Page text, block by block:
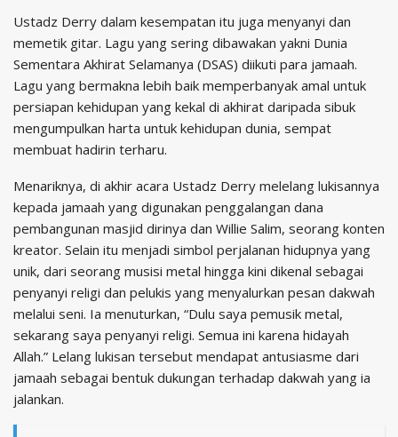
Ustadz Derry dalam kesempatan itu juga menyanyi dan
memetik gitar. Lagu yang sering dibawakan yakni Dunia
Sementara Akhirat Selamanya (DSAS) diikuti para jamaah.
Lagu yang bermakna lebih baik memperbanyak amal untuk
persiapan kehidupan yang kekal di akhirat daripada sibuk
mengumpulkan harta untuk kehidupan dunia, sempat
membuat hadirin terharu.
Menariknya, di akhir acara Ustadz Derry melelang lukisannya
kepada jamaah yang digunakan penggalangan dana
pembangunan masjid dirinya dan Willie Salim, seorang konten
kreator. Selain itu menjadi simbol perjalanan hidupnya yang
unik, dari seorang musisi metal hingga kini dikenal sebagai
penyanyi religi dan pelukis yang menyalurkan pesan dakwah
melalui seni. Ia menuturkan, “Dulu saya pemusik metal,
sekarang saya penyanyi religi. Semua ini karena hidayah
Allah.” Lelang lukisan tersebut mendapat antusiasme dari
jamaah sebagai bentuk dukungan terhadap dakwah yang ia
jalankan.